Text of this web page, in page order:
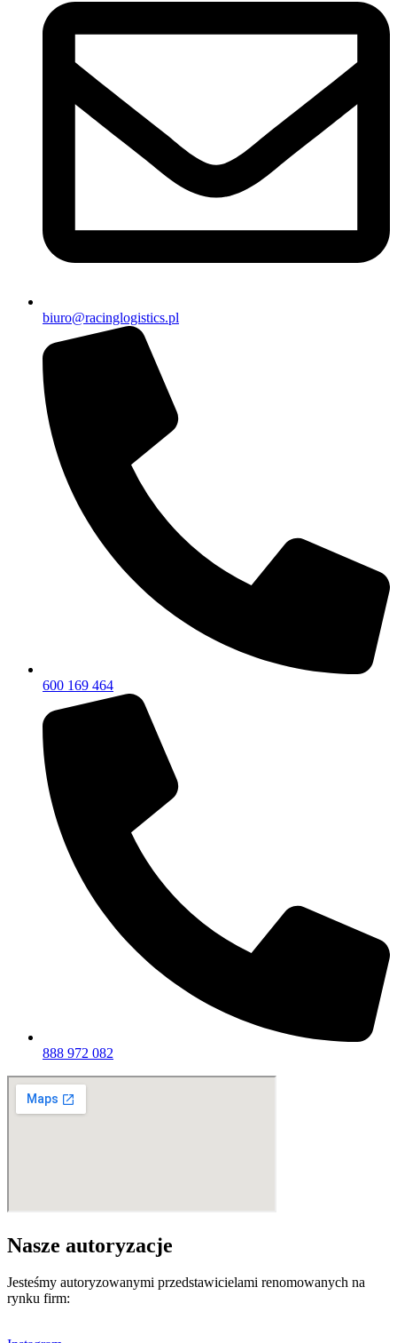
biuro@racinglogistics.pl
600 169 464
888 972 082
Nasze autoryzacje
Jesteśmy autoryzowanymi przedstawicielami renomowanych na
rynku firm: